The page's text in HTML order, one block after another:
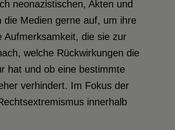
neonazistischen, Akten und
Medien gerne auf, um ihre
Aufmerksamkeit, die sie zur
welche Rückwirkungen die
hat und ob eine bestimmte
verhindert. Im Fokus der
innerhalb